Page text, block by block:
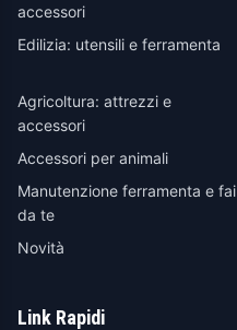
accessori
Edilizia: utensili e ferramenta
Agricoltura: attrezzi e
accessori
Accessori per animali
Manutenzione ferramenta e fai
da te
Novità
Link Rapidi